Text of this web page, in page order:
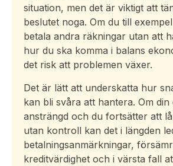
situation, men det är viktigt att
beslutet noga. Om du till
betala andra räkningar utan att
hur du ska komma i balans
det risk att problemen växer.
Det är lätt att underskatta hur
kan bli svåra att hantera. Om
ansträngd och du fortsätter att
utan kontroll kan det i längden
betalningsanmärkningar,
kreditvärdighet och i värsta fall